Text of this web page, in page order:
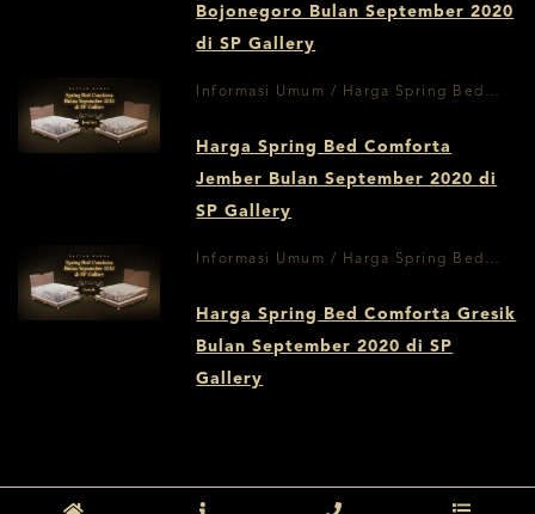
Bojonegoro Bulan September 2020
di SP Gallery
Informasi Umum / Harga Spring Bed
Harga Spring Bed Comforta
Jember Bulan September 2020 di
SP Gallery
Informasi Umum / Harga Spring Bed
Harga Spring Bed Comforta Gresik
Bulan September 2020 di SP
Gallery